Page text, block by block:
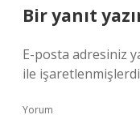
Bir yanıt
E-posta adresiniz
ile
Yorum